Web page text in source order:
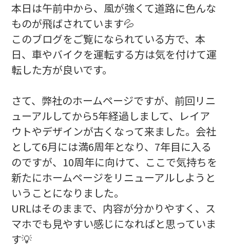
本日は午前中から、風が強くて道路に色んな
ものが飛ばされています💦
このブログをご覧になられている方で、本
日、車やバイクを運転する方は気を付けて運
転した方が良いです。
さて、弊社のホームページですが、前回リニ
ューアルしてから5年経過しまして、レイア
ウトやデザインが古くなって来ました。会社
として6月には満6周年となり、7年目に入る
のですが、10周年に向けて、ここで気持ちを
新たにホームページをリニューアルしようと
いうことになりました。
URLはそのままで、内容が分かりやすく、ス
マホでも見やすい感じになればと思っていま
す💡